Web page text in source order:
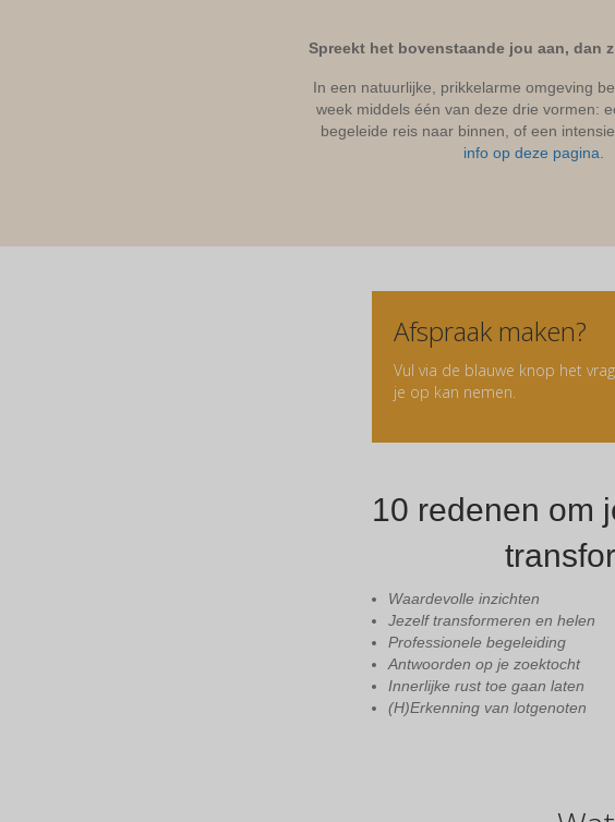
Spreekt het bovenstaande jou aan, dan
In een natuurlijke, prikkelarme omgeving
week middels één van deze drie vormen:
begeleide reis naar binnen, of een
info op deze pagina.
Afspraak maken?
Vul via de blauwe knop het
je op kan nemen.
10 redenen om
Waardevolle inzichten
Jezelf transformeren en helen
Professionele begeleiding
Antwoorden op je zoektocht
Innerlijke rust toe gaan laten
(H)Erkenning van lotgenoten